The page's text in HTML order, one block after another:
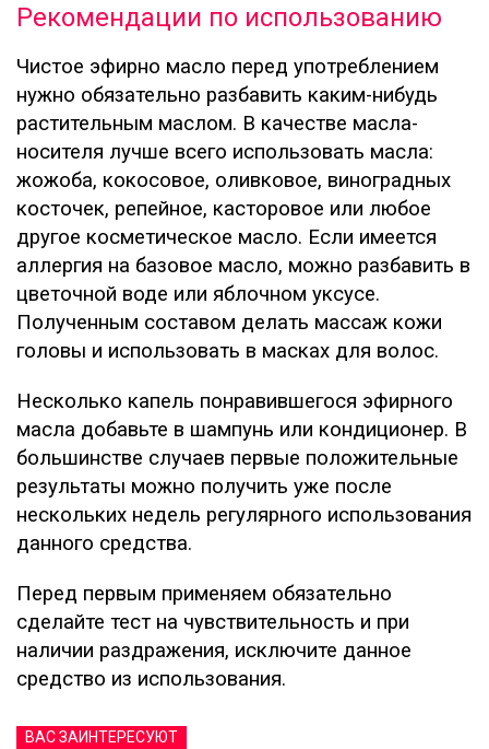
Рекомендации по использованию
Чистое эфирно масло перед употреблением
нужно обязательно разбавить каким-нибудь
растительным маслом. В качестве масла-
носителя лучше всего использовать масла:
жожоба, кокосовое, оливковое, виноградных
косточек, репейное, касторовое или любое
другое косметическое масло. Если имеется
аллергия на базовое масло, можно разбавить в
цветочной воде или яблочном уксусе.
Полученным составом делать массаж кожи
головы и использовать в масках для волос.
Несколько капель понравившегося эфирного
масла добавьте в шампунь или кондиционер. В
большинстве случаев первые положительные
результаты можно получить уже после
нескольких недель регулярного использования
данного средства.
Перед первым применяем обязательно
сделайте тест на чувствительность и при
наличии раздражения, исключите данное
средство из использования.
ВАС ЗАИНТЕРЕСУЮТ